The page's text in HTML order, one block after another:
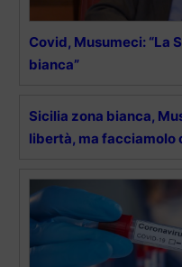
Covid, Musumeci: “La
bianca”
Sicilia zona bianca,
libertà, ma facciamolo